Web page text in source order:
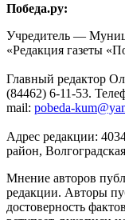
Победа.ру:
Учредитель —
«Редакция газеты
Главный редактор
(84462) 6-11-53.
mail: pobeda-
Адрес редакции:
район,
Мнение авторов
редакции. Авторы
достоверность